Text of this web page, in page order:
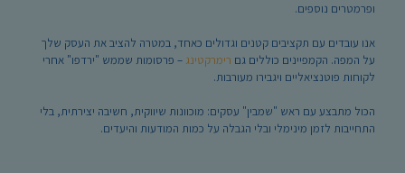
ופרמטרים נוספים.
אנו עובדים עם תקציבים קטנים וגדולים כאחד, במטרה להציב את העסק שלך
על המפה. הקמפיינים כוללים גם רימרקטינג – פרסומות שממש "ירדפו" אחרי
לקוחות פוטנציאליים ויגבירו מעורבות.
הכול מתבצע עם ראש "שמבין" עסקים: מוכוונות שיווקית, חשיבה יצירתית, בלי
התחייבות לזמן מינימלי ובלי הגבלה על כמות המודעות והיעדים.